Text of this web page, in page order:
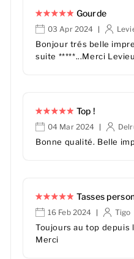
Gourde
03 Apr 2024 |
Bonjour trés belle
suite *****...Merci
Top !
04 Mar 2024 |
Bonne qualité. Belle
Tasses
16 Feb 2024 | Tigo
Toujours au top depuis
Merci